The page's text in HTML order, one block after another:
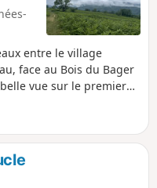
entre le village
face au Bois du Bager
vue sur le premier